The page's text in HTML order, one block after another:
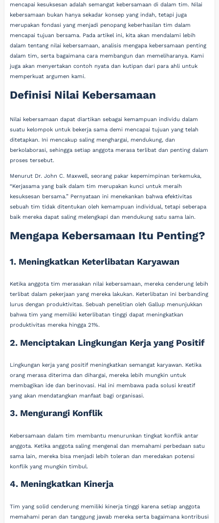
mencapai kesuksesan adalah semangat kebersamaan di dalam tim. Nilai
kebersamaan bukan hanya sekadar konsep yang indah, tetapi juga
merupakan fondasi yang menjadi penopang keberhasilan tim dalam
mencapai tujuan bersama. Pada artikel ini, kita akan mendalami lebih
dalam tentang nilai kebersamaan, analisis mengapa kebersamaan penting
dalam tim, serta bagaimana cara membangun dan memeliharanya. Kami
juga akan menyertakan contoh nyata dan kutipan dari para ahli untuk
memperkuat argumen kami.
Definisi Nilai Kebersamaan
Nilai kebersamaan dapat diartikan sebagai kemampuan individu dalam
suatu kelompok untuk bekerja sama demi mencapai tujuan yang telah
ditetapkan. Ini mencakup saling menghargai, mendukung, dan
berkolaborasi, sehingga setiap anggota merasa terlibat dan penting dalam
proses tersebut.
Menurut Dr. John C. Maxwell, seorang pakar kepemimpinan terkemuka,
“Kerjasama yang baik dalam tim merupakan kunci untuk meraih
kesuksesan bersama.” Pernyataan ini menekankan bahwa efektivitas
sebuah tim tidak ditentukan oleh kemampuan individual, tetapi seberapa
baik mereka dapat saling melengkapi dan mendukung satu sama lain.
Mengapa Kebersamaan Itu Penting?
1. Meningkatkan Keterlibatan Karyawan
Ketika anggota tim merasakan nilai kebersamaan, mereka cenderung lebih
terlibat dalam pekerjaan yang mereka lakukan. Keterlibatan ini berbanding
lurus dengan produktivitas. Sebuah penelitian oleh Gallup menunjukkan
bahwa tim yang memiliki keterlibatan tinggi dapat meningkatkan
produktivitas mereka hingga 21%.
2. Menciptakan Lingkungan Kerja yang Positif
Lingkungan kerja yang positif meningkatkan semangat karyawan. Ketika
orang merasa diterima dan dihargai, mereka lebih mungkin untuk
membagikan ide dan berinovasi. Hal ini membawa pada solusi kreatif
yang akan mendatangkan manfaat bagi organisasi.
3. Mengurangi Konflik
Kebersamaan dalam tim membantu menurunkan tingkat konflik antar
anggota. Ketika anggota saling mengenal dan memahami perbedaan satu
sama lain, mereka bisa menjadi lebih toleran dan meredakan potensi
konflik yang mungkin timbul.
4. Meningkatkan Kinerja
Tim yang solid cenderung memiliki kinerja tinggi karena setiap anggota
memahami peran dan tanggung jawab mereka serta bagaimana kontribusi